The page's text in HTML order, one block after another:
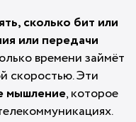
сколько бит или
или передачи
времени займёт
скоростью. Эти
мышление, которое